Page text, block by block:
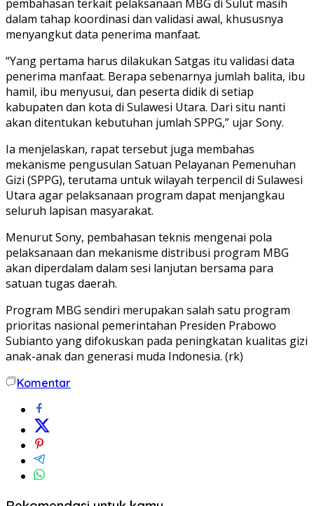
pembahasan terkait pelaksanaan MBG di Sulut masih
dalam tahap koordinasi dan validasi awal, khususnya
menyangkut data penerima manfaat.
“Yang pertama harus dilakukan Satgas itu validasi data
penerima manfaat. Berapa sebenarnya jumlah balita, ibu
hamil, ibu menyusui, dan peserta didik di setiap
kabupaten dan kota di Sulawesi Utara. Dari situ nanti
akan ditentukan kebutuhan jumlah SPPG,” ujar Sony.
Ia menjelaskan, rapat tersebut juga membahas
mekanisme pengusulan Satuan Pelayanan Pemenuhan
Gizi (SPPG), terutama untuk wilayah terpencil di Sulawesi
Utara agar pelaksanaan program dapat menjangkau
seluruh lapisan masyarakat.
Menurut Sony, pembahasan teknis mengenai pola
pelaksanaan dan mekanisme distribusi program MBG
akan diperdalam dalam sesi lanjutan bersama para
satuan tugas daerah.
Program MBG sendiri merupakan salah satu program
prioritas nasional pemerintahan Presiden Prabowo
Subianto yang difokuskan pada peningkatan kualitas gizi
anak-anak dan generasi muda Indonesia. (rk)
Komentar